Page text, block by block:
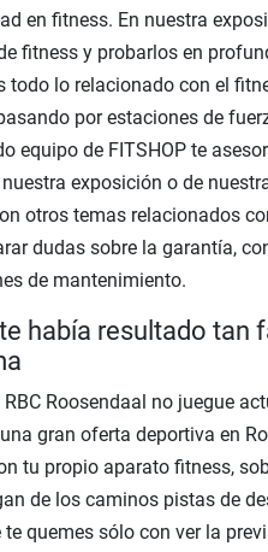
en fitness. En nuestra
fitness y probarlos en
todo lo relacionado con el
por estaciones de
equipo de FITSHOP te
exposición o de
otros temas relacionados
dudas sobre la garantía,
de mantenimiento.
había resultado tan
Roosendaal no juegue
gran oferta deportiva en
tu propio aparato fitness,
de los caminos pistas de
te quemes sólo con ver la